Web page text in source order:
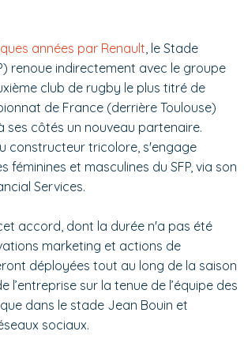
années par Renault , le Stade
renoue indirectement avec le groupe
club de rugby le plus titré de
de France (derrière Toulouse)
ses côtés un nouveau partenaire.
constructeur tricolore, s'engage
féminines et masculines du SFP, via son
Services.
accord, dont la durée n'a pas été
marketing et actions de
déployées tout au long de la saison
l’entreprise sur la tenue de l’équipe des
dans le stade Jean Bouin et
sociaux.